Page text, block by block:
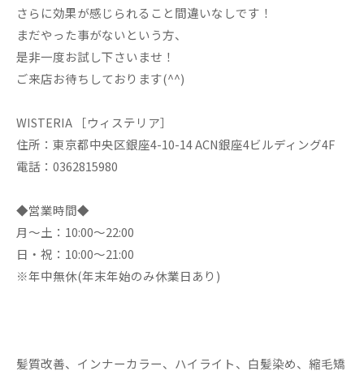
さらに効果が感じられること間違いなしです！
まだやった事がないという方、
是非一度お試し下さいませ！
ご来店お待ちしております(^^)
WISTERIA ［ウィステリア］
住所：東京都中央区銀座4-10-14 ACN銀座4ビルディング4F
電話：0362815980
◆営業時間◆
月～土：10:00～22:00
日・祝：10:00～21:00
※年中無休(年末年始のみ休業日あり)
髪質改善、インナーカラー、ハイライト、白髪染め、縮毛矯